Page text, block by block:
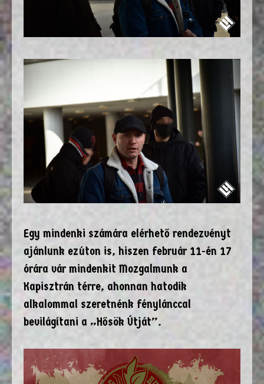
Egy mindenki számára elérhető rendezvényt
ajánlunk ezúton is, hiszen február 11-én 17
órára vár mindenkit Mozgalmunk a
Kapisztrán térre, ahonnan hatodik
alkalommal szeretnénk fénylánccal
bevilágítani a „Hősök Útját”.